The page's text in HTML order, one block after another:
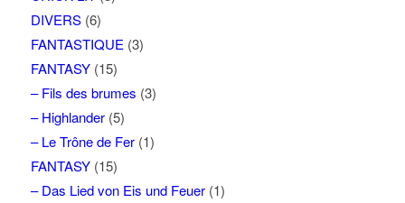
DIVERS(6)
FANTASTIQUE(3)
FANTASY(15)
– Fils des brumes (3)
– Highlander(5)
– Le Trône de Fer(1)
FANTASY(15)
– Das Lied von Eis und Feuer(1)